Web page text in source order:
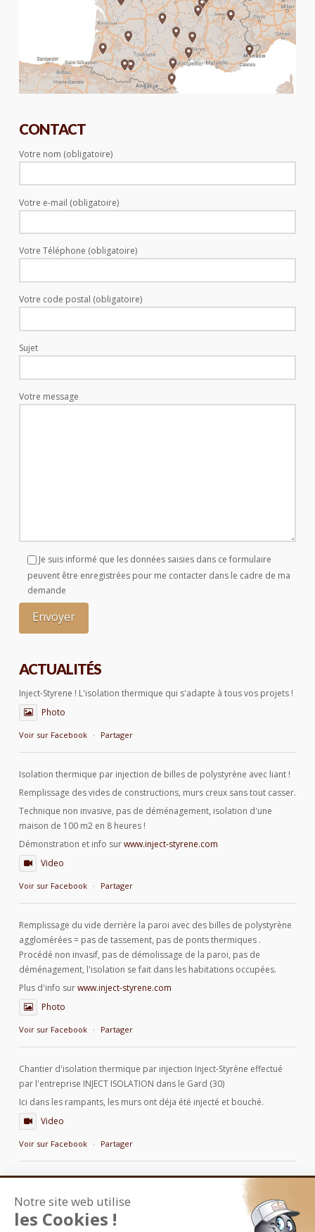
CONTACT
Votre nom (obligatoire)
Votre e-mail (obligatoire)
Votre Téléphone (obligatoire)
Votre code postal (obligatoire)
Sujet
Votre message
Je suis informé que les données saisies dans ce formulaire
peuvent être enregistrées pour me contacter dans le cadre de ma
demande
ACTUALITÉS
Inject-Styrene ! L'isolation thermique qui s'adapte à tous vos projets !
Photo
Voir sur Facebook · Partager
Isolation thermique par injection de billes de polystyrène avec liant !
Remplissage des vides de constructions, murs creux sans tout casser.
Technique non invasive, pas de déménagement, isolation d'une
maison de 100 m2 en 8 heures !
Démonstration et info surwww.inject-styrene.com
Video
Voir sur Facebook · Partager
Remplissage du vide derrière la paroi avec des billes de polystyrène
agglomérées = pas de tassement, pas de ponts thermiques .
Procédé non invasif, pas de démolissage de la paroi, pas de
déménagement, l'isolation se fait dans les habitations occupées.
Plus d'info surwww.inject-styrene.com
Photo
Voir sur Facebook · Partager
Chantier d'isolation thermique par injection Inject-Styrène effectué
par l'entreprise INJECT ISOLATION dans le Gard (30)
Ici dans les rampants, les murs ont déja été injecté et bouché.
Video
Voir sur Facebook · Partager
INJECT STYRÈNE
MICROBILLES ISOLANTES
BILLES DE POLYSTYRÈNE RECYCLÉ
Notre site web utilise
les Cookies !